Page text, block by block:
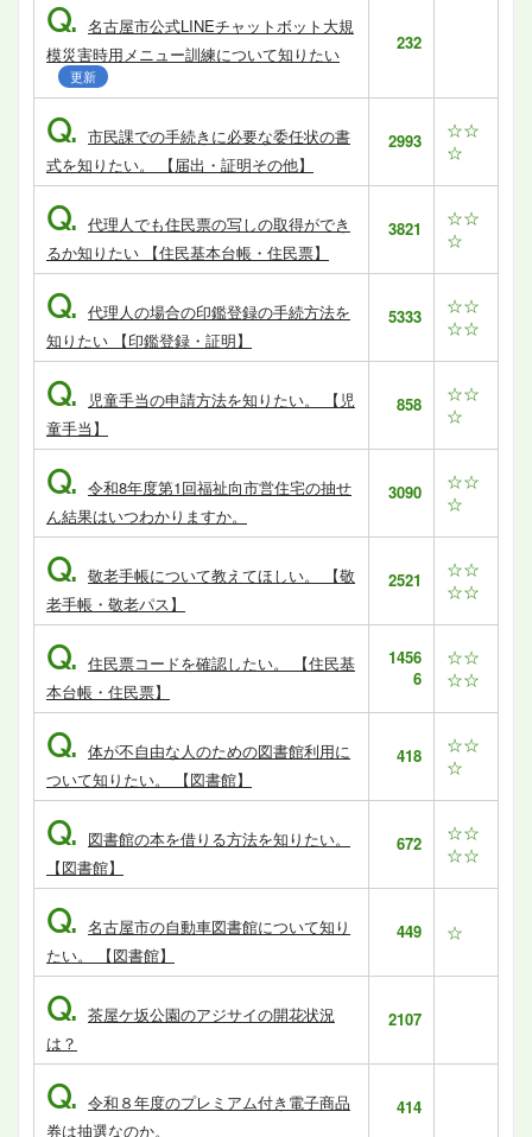
Q. 名古屋市公式LINEチャットボット大規
模災害時用メニュー訓練について知りたい
更新
232
Q. 市民課での手続きに必要な委任状の書
式を知りたい。 【届出・証明その他】
2993
☆☆
☆
Q. 代理人でも住民票の写しの取得ができ
るか知りたい 【住民基本台帳・住民票】
3821
☆☆
☆
Q. 代理人の場合の印鑑登録の手続方法を
知りたい 【印鑑登録・証明】
5333
☆☆
☆☆
Q.
児童手当の申請方法を知りたい。 【児
童手当】
858
☆☆
☆
Q. 令和8年度第1回福祉向市営住宅の抽せ
ん結果はいつわかりますか。
3090
☆☆
☆
Q. 敬老手帳について教えてほしい。 【敬
老手帳・敬老パス】
2521
☆☆
☆☆
Q. 住民票コードを確認したい。 【住民基
本台帳・住民票】
1456
6
☆☆
☆☆
Q. 体が不自由な人のための図書館利用に
ついて知りたい。 【図書館】
418
☆☆
☆
Q. 図書館の本を借りる方法を知りたい。
【図書館】
672
☆☆
☆☆
Q. 名古屋市の自動車図書館について知り
たい。 【図書館】
449 ☆
Q. 茶屋ケ坂公園のアジサイの開花状況
は？
2107
Q. 令和８年度のプレミアム付き電子商品
券は抽選なのか。
414